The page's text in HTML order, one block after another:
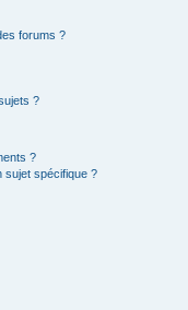
forums ?
?
?
sujet spécifique ?